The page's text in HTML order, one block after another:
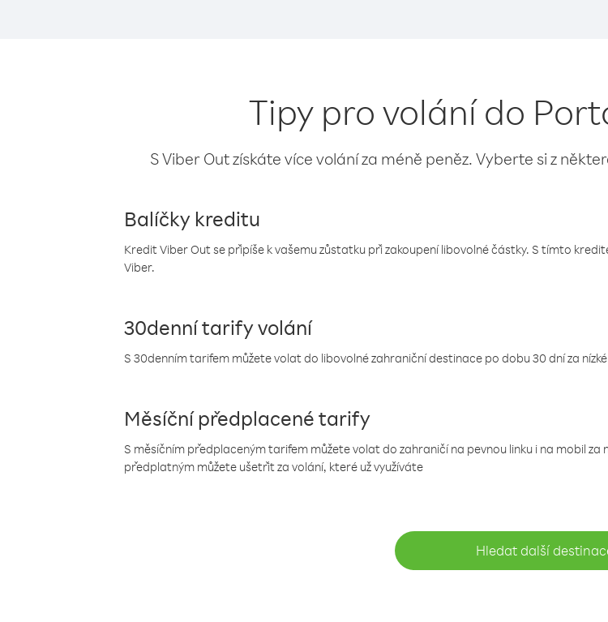
Tipy pro volání do
S Viber Out získáte více volání za méně peněz. Vyberte si z
Balíčky kreditu
Kredit Viber Out se připíše k vašemu zůstatku při zakoupení libovolné částky. S tímto
Viber.
30denní tarify volání
S 30denním tarifem můžete volat do libovolné zahraniční destinace po dobu 30 dní za
Měsíční předplacené tarify
S měsíčním předplaceným tarifem můžete volat do zahraničí na pevnou linku i na mobil za
předplatným můžete ušetřit za volání, které už využíváte
Hledat další